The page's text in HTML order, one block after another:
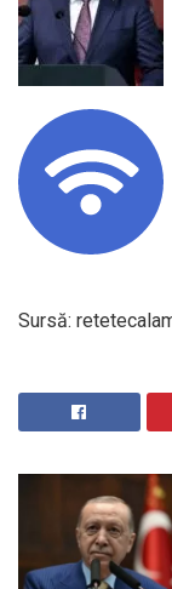
Sursă: